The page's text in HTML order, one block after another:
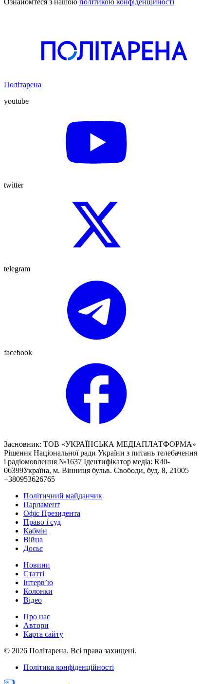
Політарена
youtube
twitter
telegram
facebook
Засновник: ТОВ «УКРАЇНСЬКА МЕДІАПЛАТФОРМА»
Рішення Національної ради України з питань телебачення
і радіомовлення №1637 Ідентифікатор медіа: R40-
06399Україна, м. Вінниця бульв. Свободи, буд. 8, 21005
+380953626765
Політичний майданчик
Парламент
Офіс Президента
Право і суд
Кабмін
Війна
Досьє
Новини
Статті
Інтерв’ю
Колонки
Відео
Про нас
Автори
Карта сайту
© 2026 Політарена. Всі права захищені.
Політика конфіденційності